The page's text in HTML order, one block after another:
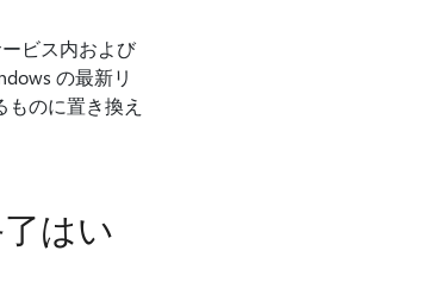
ビス内および
の最新リ
のに置き換え
はい